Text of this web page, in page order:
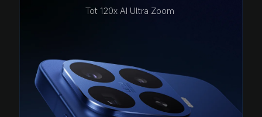
Tot 120x AI Ultra Zoom